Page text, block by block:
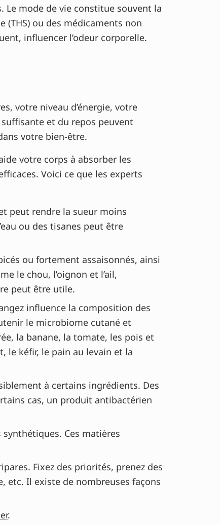
Le mode de vie constitue souvent la
ou des médicaments non
influencer l’odeur corporelle.
votre niveau d’énergie, votre
et du repos peuvent
votre bien-être.
votre corps à absorber les
Voici ce que les experts
peut rendre la sueur moins
ou des tisanes peut être
ou fortement assaisonnés, ainsi
le chou, l’oignon et l’ail,
peut être utile.
influence la composition des
le microbiome cutané et
la banane, la tomate, les pois et
le kéfir, le pain au levain et la
à certains ingrédients. Des
cas, un produit antibactérien
Ces matières
Fixez des priorités, prenez des
etc. Il existe de nombreuses façons
.